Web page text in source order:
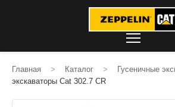
Главная > Каталог > Гусеничные
экскаваторы Cat 302.7 CR